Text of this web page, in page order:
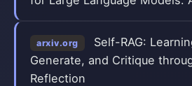
arxiv.org
Self-RAG:
Generate, and Critique
Reflection